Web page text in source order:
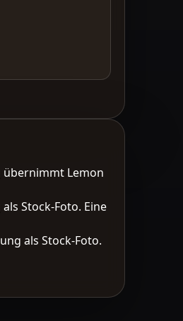
übernimmt Lemon
Stock-Foto. Eine
als Stock-Foto.